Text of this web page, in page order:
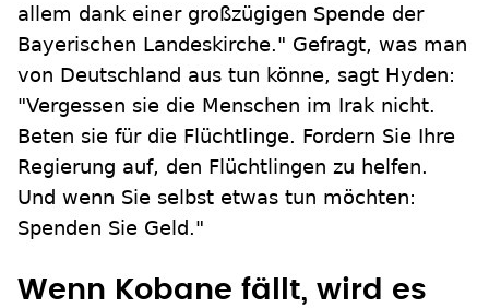
allem dank einer großzügigen Spende der
Bayerischen Landeskirche." Gefragt, was man
von Deutschland aus tun könne, sagt Hyden:
"Vergessen sie die Menschen im Irak nicht.
Beten sie für die Flüchtlinge. Fordern Sie Ihre
Regierung auf, den Flüchtlingen zu helfen.
Und wenn Sie selbst etwas tun möchten:
Spenden Sie Geld."
Wenn Kobane fällt, wird es